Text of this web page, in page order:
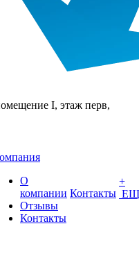
I, этаж перв,
О
компании
Отзывы
Контакты
Контакты
+